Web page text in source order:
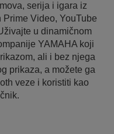
serija i igara iz
Video, YouTube
u dinamičnom
YAMAHA koji
ali i bez njega
prikaza, a možete ga
veze i koristiti kao